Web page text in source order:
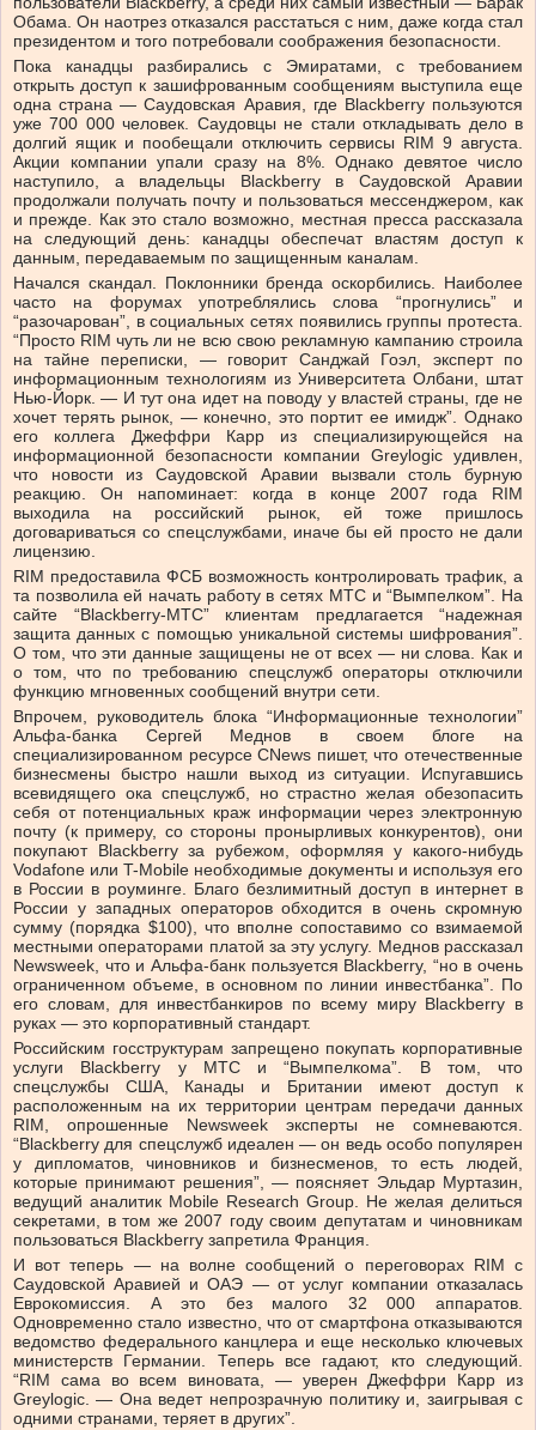
Обама. Он наотрез отказался расстаться с ним, даже когда стал
президентом и того потребовали соображения безопасности.
Пока канадцы разбирались с Эмиратами, с требованием
открыть доступ к зашифрованным сообщениям выступила еще
одна страна — Саудовская Аравия, где Blackberry пользуются
уже 700 000 человек. Саудовцы не стали откладывать дело в
долгий ящик и пообещали отключить сервисы RIM 9 августа.
Акции компании упали сразу на 8%. Однако девятое число
наступило, а владельцы Blackberry в Саудовской Аравии
продолжали получать почту и пользоваться мессенджером, как
и прежде. Как это стало возможно, местная пресса рассказала
на следующий день: канадцы обеспечат властям доступ к
данным, передаваемым по защищенным каналам.
Начался скандал. Поклонники бренда оскорбились. Наиболее
часто на форумах употреблялись слова “прогнулись” и
“разочарован”, в социальных сетях появились группы протеста.
“Просто RIM чуть ли не всю свою рекламную кампанию строила
на тайне переписки, — говорит Санджай Гоэл, эксперт по
информационным технологиям из Университета Олбани, штат
Нью-Йорк. — И тут она идет на поводу у властей страны, где не
хочет терять рынок, — конечно, это портит ее имидж”. Однако
его коллега Джеффри Карр из специализирующейся на
информационной безопасности компании Greylogic удивлен,
что новости из Саудовской Аравии вызвали столь бурную
реакцию. Он напоминает: когда в конце 2007 года RIM
выходила на российский рынок, ей тоже пришлось
договариваться со спецслужбами, иначе бы ей просто не дали
лицензию.
RIM предоставила ФСБ возможность контролировать трафик, а
та позволила ей начать работу в сетях МТС и “Вымпелком”. На
сайте “Blackberry-МТС” клиентам предлагается “надежная
защита данных с помощью уникальной системы шифрования”.
О том, что эти данные защищены не от всех — ни слова. Как и
о том, что по требованию спецслужб операторы отключили
функцию мгновенных сообщений внутри сети.
Впрочем, руководитель блока “Информационные технологии”
Альфа-банка Сергей Меднов в своем блоге на
специализированном ресурсе CNews пишет, что отечественные
бизнесмены быстро нашли выход из ситуации. Испугавшись
всевидящего ока спецслужб, но страстно желая обезопасить
себя от потенциальных краж информации через электронную
почту (к примеру, со стороны пронырливых конкурентов), они
покупают Blackberry за рубежом, оформляя у какого-нибудь
Vodafone или T-Mobile необходимые документы и используя его
в России в роуминге. Благо безлимитный доступ в интернет в
России у западных операторов обходится в очень скромную
сумму (порядка $100), что вполне сопоставимо со взимаемой
местными операторами платой за эту услугу. Меднов рассказал
Newsweek, что и Альфа-банк пользуется Blackberry, “но в очень
ограниченном объеме, в основном по линии инвестбанка”. По
его словам, для инвестбанкиров по всему миру Blackberry в
руках — это корпоративный стандарт.
Российским госструктурам запрещено покупать корпоративные
услуги Blackberry у МТС и “Вымпелкома”. В том, что
спецслужбы США, Канады и Британии имеют доступ к
расположенным на их территории центрам передачи данных
RIM, опрошенные Newsweek эксперты не сомневаются.
“Blackberry для спецслужб идеален — он ведь особо популярен
у дипломатов, чиновников и бизнесменов, то есть людей,
которые принимают решения”, — поясняет Эльдар Муртазин,
ведущий аналитик Mobile Research Group. Не желая делиться
секретами, в том же 2007 году своим депутатам и чиновникам
пользоваться Blackberry запретила Франция.
И вот теперь — на волне сообщений о переговорах RIM с
Саудовской Аравией и ОАЭ — от услуг компании отказалась
Еврокомиссия. А это без малого 32 000 аппаратов.
Одновременно стало известно, что от смартфона отказываются
ведомство федерального канцлера и еще несколько ключевых
министерств Германии. Теперь все гадают, кто следующий.
“RIM сама во всем виновата, — уверен Джеффри Карр из
Greylogic. — Она ведет непрозрачную политику и, заигрывая с
одними странами, теряет в других”.